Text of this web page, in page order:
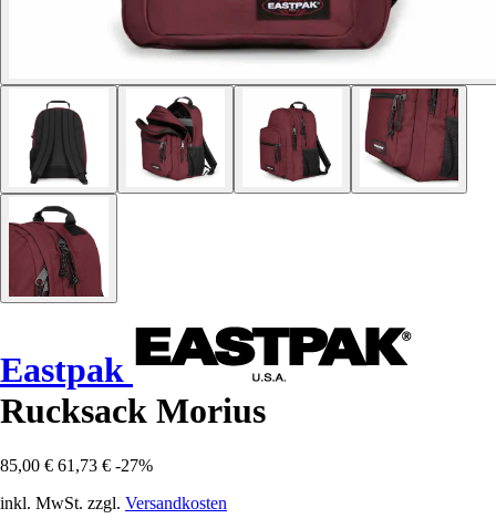
Eastpak
Rucksack Morius
85,00 € 61,73 € -27%
inkl. MwSt. zzgl. Versandkosten